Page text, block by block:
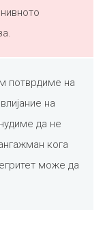
потврдиме на
на
да не
кога
може да